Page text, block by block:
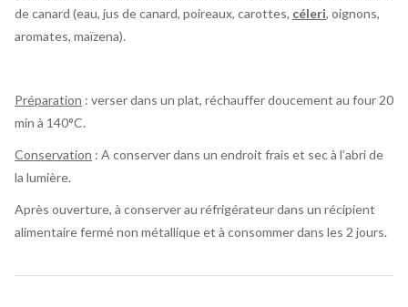
de canard (eau, jus de canard, poireaux, carottes, céleri, oignons,
aromates, maïzena).
Préparation : verser dans un plat, réchauffer doucement au four 20
min à 140°C.
Conservation : A conserver dans un endroit frais et sec à l’abri de
la lumière.
Après ouverture, à conserver au réfrigérateur dans un récipient
alimentaire fermé non métallique et à consommer dans les 2 jours.